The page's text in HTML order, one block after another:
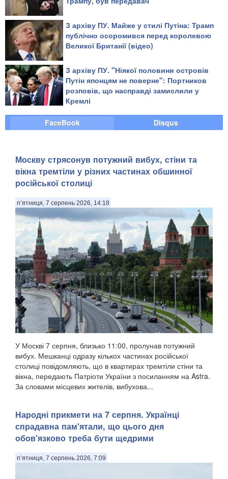
З архіву ПУ. Майже у стилі Путіна: Трамп
публічно осоромився перед королевою
Великої Британії (відео)
З архіву ПУ. "Ніякої половини островів
Путін японцям не поверне": Портников
розповів, що насправді замислили у
Кремлі
FaceBook Disqus
Москву стрясонув потужний вибух, стіни та
вікна тремтіли у різних частинах обшинної
російської столиці
п’ятниця, 7 серпень 2026, 14:18
У Москві 7 серпня, близько 11:00, пролунав потужний
вибух. Мешканці одразу кількох частинах російської
столиці повідомляють, що в квартирах тремтіли стіни та
вікна, передають Патріоти України з посиланням на Astra.
За словами місцевих жителів, вибухова...
Народні прикмети на 7 серпня. Українці
спрадавна пам'ятали, що цього дня
обов'язково треба бути щедрими
п’ятниця, 7 серпень 2026, 7:09